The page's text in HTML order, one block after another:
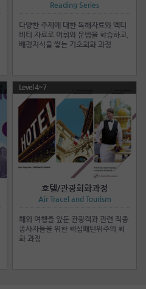
Reading Series
다양한 주제에 대한 독해자료와 엑티
비티 자료로 어휘와 문법을 학습하고,
배경지식을 쌓는 기초회화 과정
Level 4~7
호텔/관광회화과정
Air Tracel and Tourism
해외 여행을 앞둔 관광객과 관련 직종
종사자들을 위한 핵심패턴위주의 회
화 과정